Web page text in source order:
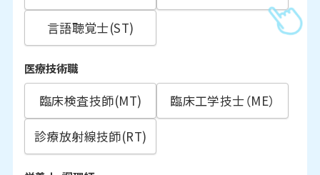
言語聴覚士(ST)
医療技術職
臨床検査技師(MT)
臨床工学技士（ME）
診療放射線技師(RT)